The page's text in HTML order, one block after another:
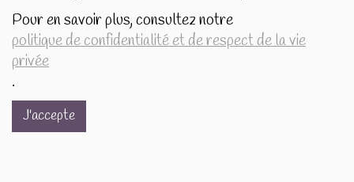
Pour en savoir plus, consultez notre
politique de confidentialité et de respect de la vie
privée
.
J'accepte
Photophore 6cm Neige givre maisons 505270